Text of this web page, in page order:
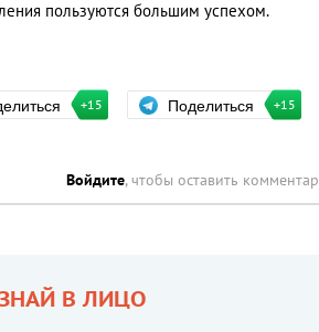
пользуются большим успехом.
+15 Поделиться +15
Войдите, чтобы оставить
В ЛИЦО